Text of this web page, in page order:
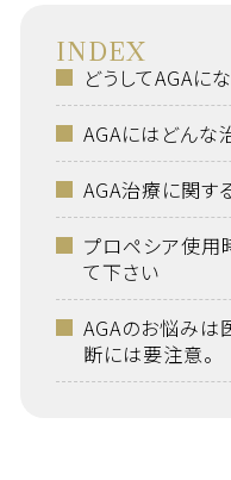
INDEX
どうしてAGAに
AGAにはどんな
AGA治療に関す
プロペシア使用
て下さい
AGAのお悩みは
断には要注意。